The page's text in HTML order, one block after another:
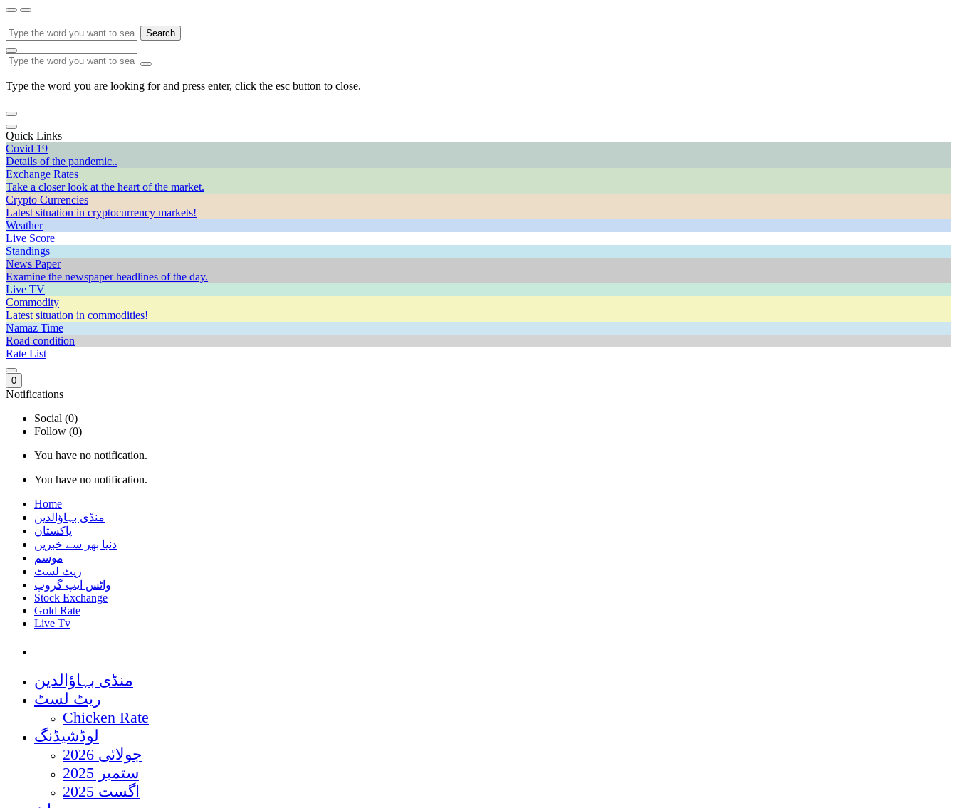
Search
Type the word you are looking for and press enter, click the esc button to close.
Quick Links
Covid 19
Details of the pandemic..
Exchange Rates
Take a closer look at the heart of the market.
Crypto Currencies
Latest situation in cryptocurrency markets!
Weather
Live Score
Standings
News Paper
Examine the newspaper headlines of the day.
Live TV
Commodity
Latest situation in commodities!
Namaz Time
Road condition
Rate List
0
Notifications
Social (0)
Follow (0)
You have no notification.
You have no notification.
Home
منڈی بہاؤالدین
پاکستان
دنیا بھر سے خبریں
موسم
ریٹ لسٹ
واٹس ایپ گروپ
Stock Exchange
Gold Rate
Live Tv
منڈی بہاؤالدین
ریٹ لسٹ
Chicken Rate
لوڈشیڈنگ
جولائی 2026
ستمبر 2025
اگست 2025